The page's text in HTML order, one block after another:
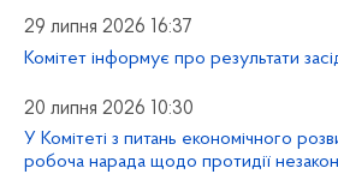
29 липня 2026 16:37
Комітет інформує про результати
20 липня 2026 10:30
У Комітеті з питань економічного
робоча нарада щодо протидії